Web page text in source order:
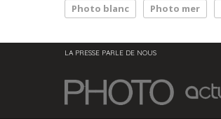
Photo blanc Photo mer
LA PRESSE PARLE DE NOUS